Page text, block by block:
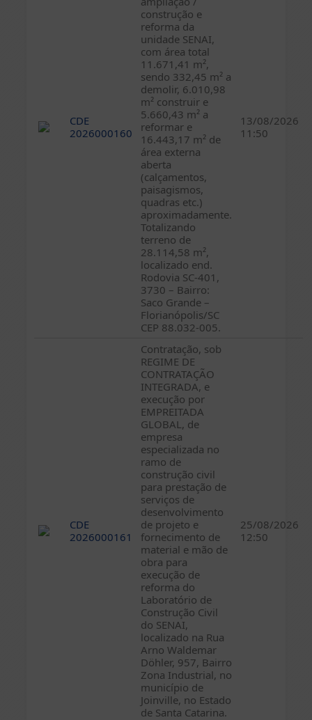
CDE
2026000160
construção e
reforma da
unidade SENAI,
com área total
11.671,41 m²,
sendo 332,45 m² a
demolir, 6.010,98
m² construir e
5.660,43 m² a
reformar e
16.443,17 m² de
área externa
aberta
(calçamentos,
paisagismos,
quadras etc.)
aproximadamente.
Totalizando
terreno de
28.114,58 m²,
localizado end.
Rodovia SC-401,
3730 – Bairro:
Saco Grande –
Florianópolis/SC
CEP 88.032-005.
13/08/2026
11:50
CDE
2026000161
Contratação, sob
REGIME DE
CONTRATAÇÃO
INTEGRADA, e
execução por
EMPREITADA
GLOBAL, de
empresa
especializada no
ramo de
construção civil
para prestação de
serviços de
desenvolvimento
de projeto e
fornecimento de
material e mão de
obra para
execução de
reforma do
Laboratório de
Construção Civil
do SENAI,
localizado na Rua
Arno Waldemar
Döhler, 957, Bairro
Zona Industrial, no
município de
Joinville, no Estado
de Santa Catarina.
25/08/2026
12:50